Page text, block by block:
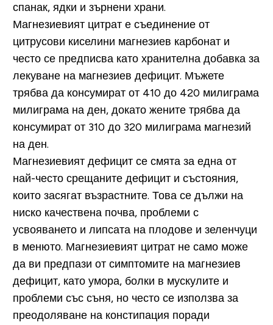
спанак, ядки и зърнени храни.
Магнезиевият цитрат е съединение от
цитрусови киселини магнезиев карбонат и
често се предписва като хранителна добавка за
лекуване на магнезиев дефицит. Мъжете
трябва да консумират от 410 до 420 милиграма
милиграма на ден, докато жените трябва да
консумират от 310 до 320 милиграма магнезий
на ден.
Магнезиевият дефицит се смята за една от
най-често срещаните дефицит и състояния,
които засягат възрастните. Това се дължи на
ниско качествена почва, проблеми с
усвояването и липсата на плодове и зеленчуци
в менюто. Магнезиевият цитрат не само може
да ви предпази от симптомите на магнезиев
дефицит, като умора, болки в мускулите и
проблеми със съня, но често се използва за
преодоляване на констипация поради